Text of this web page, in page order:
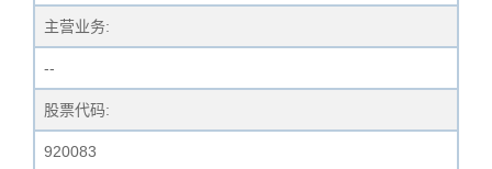
主营业务:
--
股票代码:
920083